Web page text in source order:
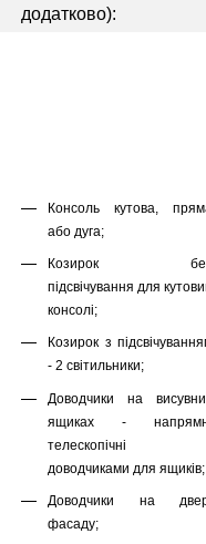
додатково):
Консоль кутова,
або дуга;
Козирок
підсвічування для
консолі;
Козирок з
- 2 світильники;
Доводчики на
ящиках -
телескопічні
доводчиками для ящиків;
Доводчики на
фасаду;